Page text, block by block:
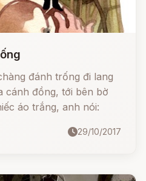
đánh trống đi lang
cánh đồng, tới bên bờ
áo trắng, anh nói:
29/10/2017